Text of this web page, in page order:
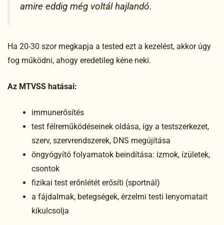
amire eddig még voltál hajlandó.
Ha 20-30 szor megkapja a tested ezt a kezelést, akkor úgy
fog működni, ahogy eredetileg kéne neki.
Az MTVSS hatásai:
immunerősítés
test félreműködéseinek oldása, így a testszerkezet,
szerv, szervrendszerek, DNS megújítása
öngyógyító folyamatok beindítása: izmok, ízületek,
csontok
fizikai test erőnlétét erősíti (sportnál)
a fájdalmak, betegségek, érzelmi testi lenyomatait
kikulcsolja